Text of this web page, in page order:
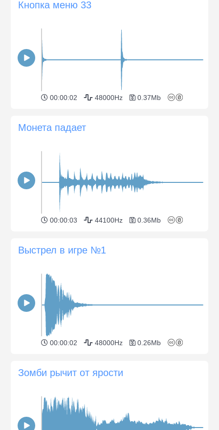
Кнопка меню 33
00:00:02 48000Hz 0.37Mb
Монета падает
00:00:03 44100Hz 0.36Mb
Выстрел в игре №1
00:00:02 48000Hz 0.26Mb
Зомби рычит от ярости